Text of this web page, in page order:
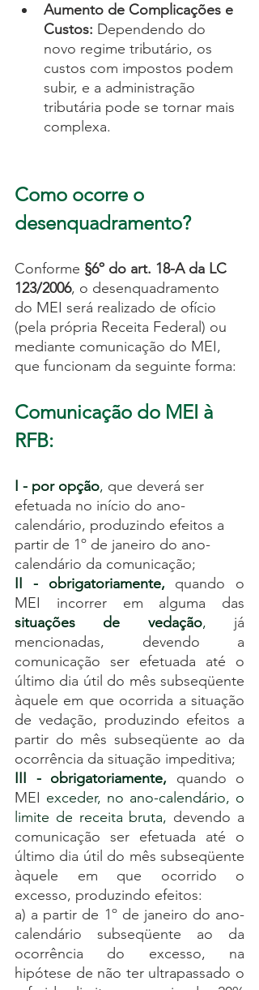
Aumento de Complicações e
Custos: Dependendo do
novo regime tributário, os
custos com impostos podem
subir, e a administração
tributária pode se tornar mais
complexa.
Como ocorre o
desenquadramento?
Conforme §6º do art. 18-A da LC
123/2006, o desenquadramento
do MEI será realizado de ofício
(pela própria Receita Federal) ou
mediante comunicação do MEI,
que funcionam da seguinte forma:
Comunicação do MEI à
RFB:
I - por opção, que deverá ser
efetuada no início do ano-
calendário, produzindo efeitos a
partir de 1º de janeiro do ano-
calendário da comunicação;
II - obrigatoriamente,
quando o
situações de vedação, já
mencionadas, devendo a
comunicação ser efetuada até o
último dia útil do mês subseqüente
àquele em que ocorrida a situação
de vedação, produzindo efeitos a
partir do mês subseqüente ao da
ocorrência da situação impeditiva;
III - obrigatoriamente, quando o
MEI exceder, no ano-calendário, o
limite de receita bruta, devendo a
comunicação ser efetuada até o
último dia útil do mês subseqüente
àquele em que ocorrido o
excesso, produzindo efeitos:
a) a partir de 1º de janeiro do ano-
calendário subseqüente ao da
ocorrência do excesso, na
hipótese de não ter ultrapassado o